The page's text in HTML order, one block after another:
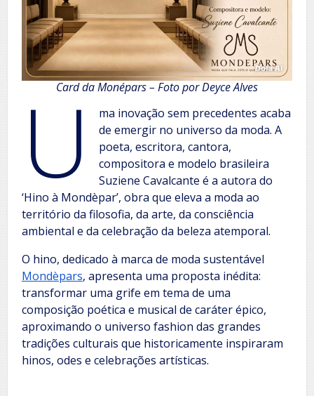
Card da Monépars – Foto por Deyce Alves
U
ma inovação sem precedentes acaba
de emergir no universo da moda. A
poeta, escritora, cantora,
compositora e modelo brasileira
Suziene Cavalcante é a autora do
‘Hino à Mondèpar’, obra que eleva a moda ao
território da filosofia, da arte, da consciência
ambiental e da celebração da beleza atemporal.
O hino, dedicado à marca de moda sustentável
Mondèpars, apresenta uma proposta inédita:
transformar uma grife em tema de uma
composição poética e musical de caráter épico,
aproximando o universo fashion das grandes
tradições culturais que historicamente inspiraram
hinos, odes e celebrações artísticas.